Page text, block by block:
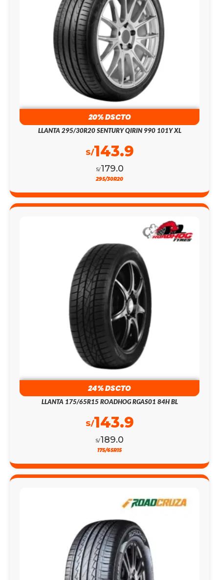
20% DSCTO
LLANTA 295/30R20 SENTURY QIRIN 990 101Y XL
S/179.0
S/143.9
295/30R20
24% DSCTO
LLANTA 175/65R15 ROADHOG RGAS01 84H BL
S/189.0
S/143.9
175/65R15